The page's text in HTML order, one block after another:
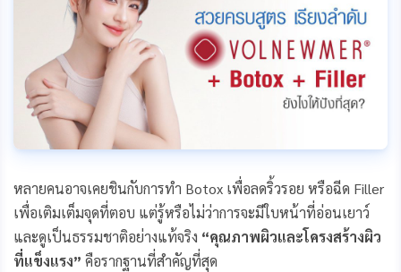
หลายคนอาจเคยชินกับการทำ Botox เพื่อลดริ้วรอย หรือฉีด Filler
เพื่อเติมเต็มจุดที่ตอบ แต่รู้หรือไม่ว่าการจะมีใบหน้าที่อ่อนเยาว์
และดูเป็นธรรมชาติอย่างแท้จริง “คุณภาพผิวและโครงสร้างผิว
ที่แข็งแรง” คือรากฐานที่สำคัญที่สุด